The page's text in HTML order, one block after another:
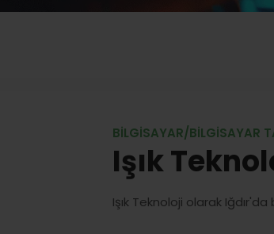
BILGISAYAR/BILGISAYAR
Işık
Işık Teknoloji olarak